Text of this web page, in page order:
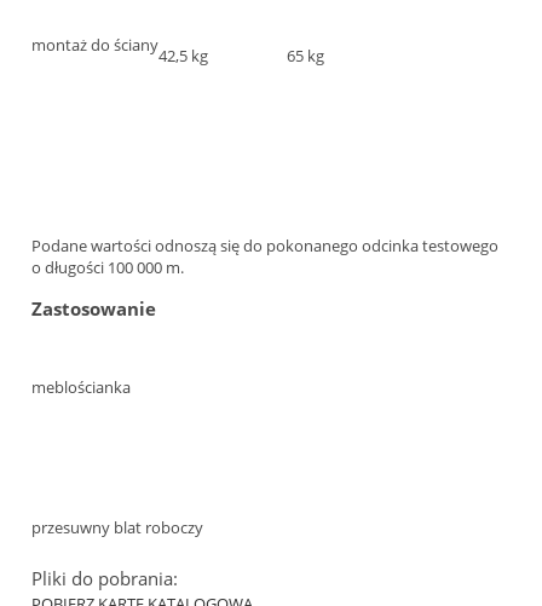
montaż do ściany42,5 kg 65 kg
Podane wartości odnoszą się do pokonanego odcinka testowego
o długości 100 000 m.
Zastosowanie
meblościanka
przesuwny blat roboczy
Pliki do pobrania: